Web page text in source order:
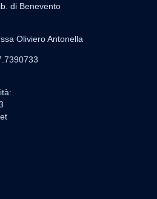
di Benevento
Oliviero Antonella